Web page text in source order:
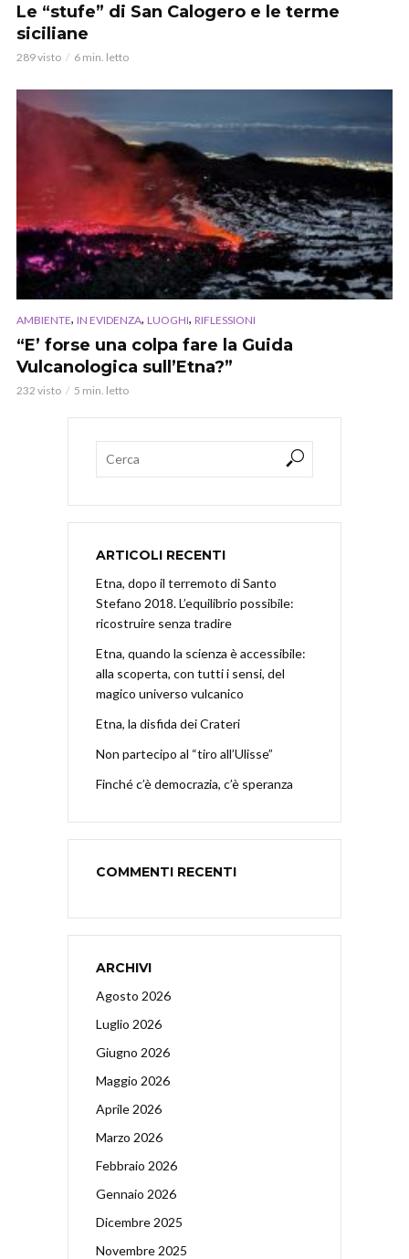
Le “stufe” di San Calogero e le terme
siciliane
289 visto 6 min. letto
AMBIENTE, IN EVIDENZA, LUOGHI, RIFLESSIONI
“E’ forse una colpa fare la Guida
Vulcanologica sull’Etna?”
232 visto 5 min. letto
ARTICOLI RECENTI
Etna, dopo il terremoto di Santo
Stefano 2018. L’equilibrio possibile:
ricostruire senza tradire
Etna, quando la scienza è accessibile:
alla scoperta, con tutti i sensi, del
magico universo vulcanico
Etna, la disfida dei Crateri
Non partecipo al “tiro all’Ulisse”
Finché c’è democrazia, c’è speranza
COMMENTI RECENTI
ARCHIVI
Agosto 2026
Luglio 2026
Giugno 2026
Maggio 2026
Aprile 2026
Marzo 2026
Febbraio 2026
Gennaio 2026
Dicembre 2025
Novembre 2025